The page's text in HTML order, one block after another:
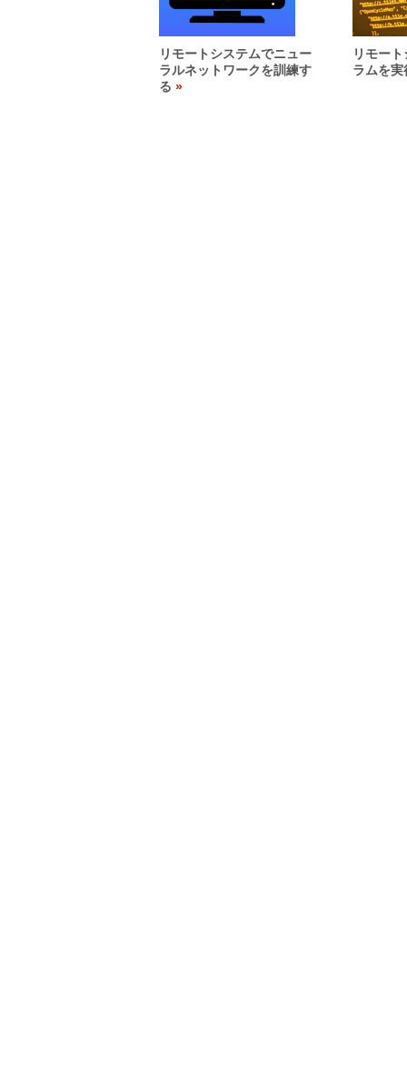
リモートシステムでニュー
ラルネットワークを訓練す
る
リモー
ラムを実